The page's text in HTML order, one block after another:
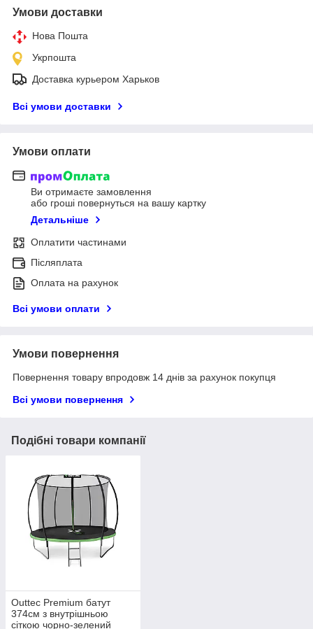
Умови доставки
Нова Пошта
Укрпошта
Доставка курьером Харьков
Всі умови доставки
Умови оплати
Ви отримаєте замовлення
або гроші повернуться на вашу картку
Детальніше
Оплатити частинами
Післяплата
Оплата на рахунок
Всі умови оплати
Умови повернення
Повернення товару впродовж 14 днів за рахунок покупця
Всі умови повернення
Подібні товари компанії
Outtec Premium батут
374см з внутрішньою
сіткою чорно-зелений